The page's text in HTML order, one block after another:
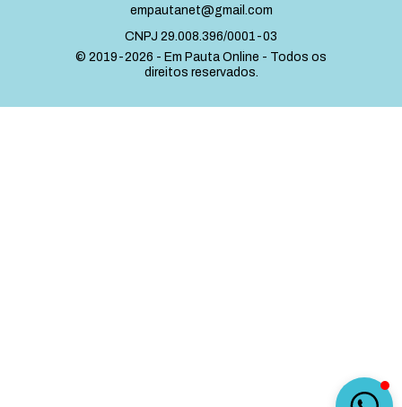
empautanet@gmail.com
CNPJ 29.008.396/0001-03
© 2019-2026 - Em Pauta Online - Todos os
direitos reservados.